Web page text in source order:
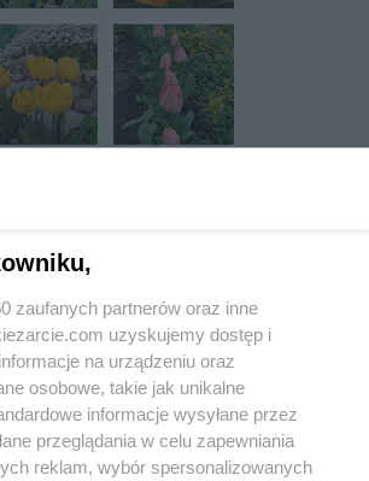
zaufanych partnerów oraz inne
uzyskujemy dostęp i
na urządzeniu oraz
osobowe, takie jak unikalne
informacje wysyłane przez
przeglądania w celu zapewniania
reklam, wybór spersonalizowanych